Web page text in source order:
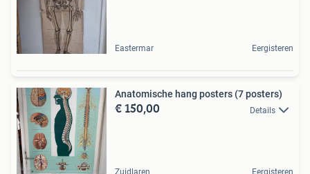
Eastermar Eergisteren
Anatomische hang posters (7 posters)
€ 150,00 Details